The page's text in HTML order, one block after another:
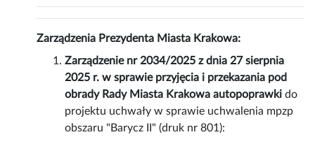
Zarządzenia Prezydenta Miasta Krakowa:
Zarządzenie nr 2034/2025 z dnia 27 sierpnia
2025 r. w sprawie przyjęcia i przekazania pod
obrady Rady Miasta Krakowa autopoprawki do
projektu uchwały w sprawie uchwalenia mpzp
obszaru "Barycz II" (druk nr 801):